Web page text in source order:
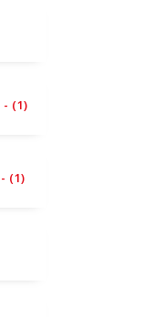
- (1)
- (1)